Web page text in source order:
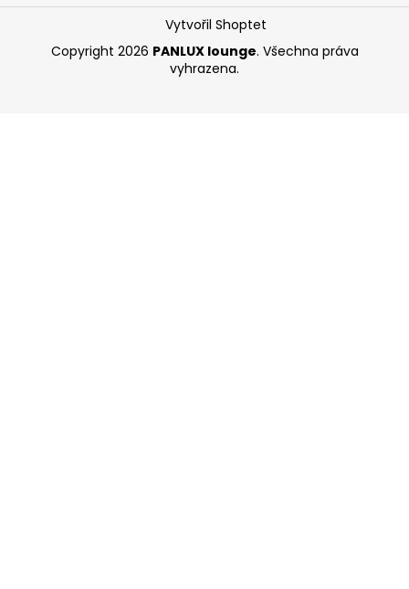
Vytvořil Shoptet
Copyright 2026 PANLUX lounge. Všechna práva
vyhrazena.